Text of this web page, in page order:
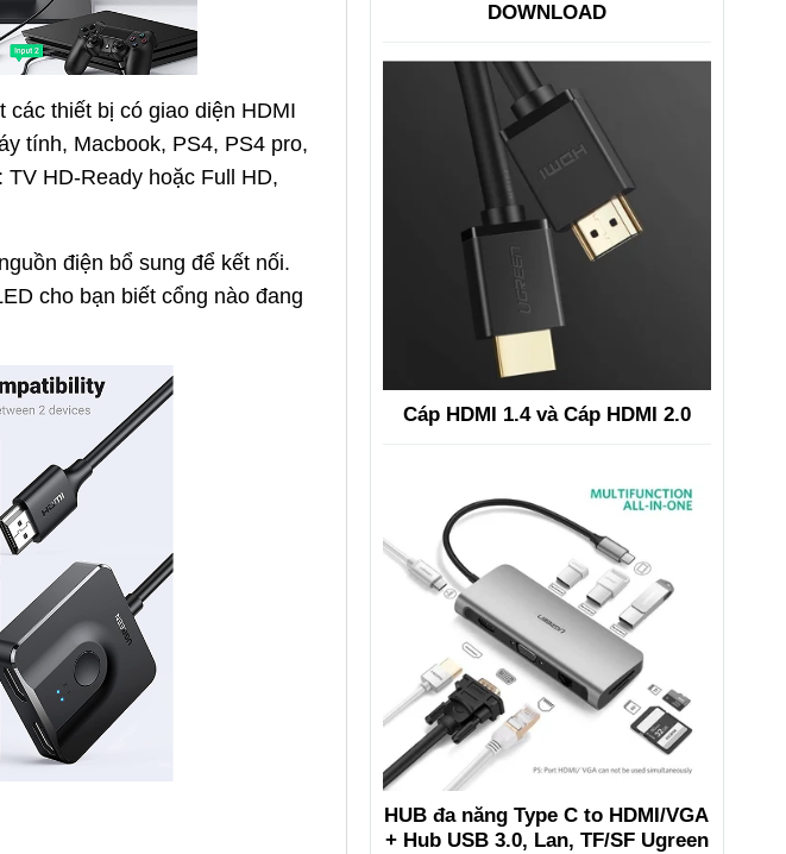
thiết bị có giao diện HDMI
tính, Macbook, PS4, PS4 pro,
HD-Ready hoặc Full HD,
điện bổ sung để kết nối.
cho bạn biết cổng nào đang
DOWNLOAD
Cáp HDMI 1.4 và Cáp HDMI 2.0
HUB đa năng Type C to HDMI/VGA
+ Hub USB 3.0, Lan, TF/SF Ugreen